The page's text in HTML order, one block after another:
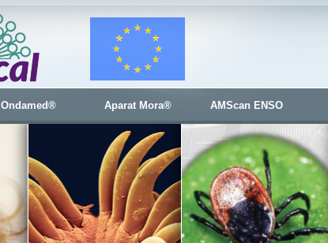
Ondamed® Aparat Mora® AMScan ENSO